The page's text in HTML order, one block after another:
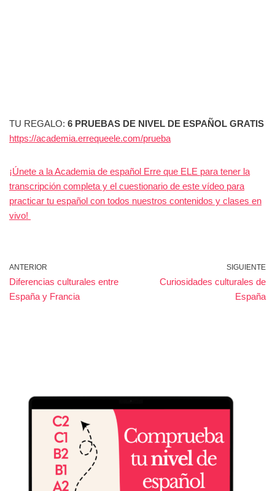
TU REGALO: 6 PRUEBAS DE NIVEL DE ESPAÑOL GRATIS
https://academia.errequeele.com/prueba
¡Únete a la Academia de español Erre que ELE para tener la
transcripción completa y el cuestionario de este vídeo para
practicar tu español con todos nuestros contenidos y clases en
vivo!
ANTERIOR
Diferencias culturales entre
España y Francia
SIGUIENTE
Curiosidades culturales de
España